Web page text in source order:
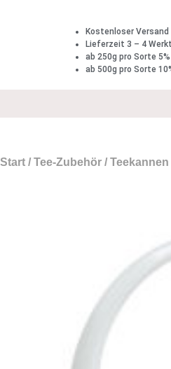
Kostenloser Versand
Lieferzeit 3 – 4
ab 250g pro Sorte
ab 500g pro Sorte
Start / Tee-Zubehör / Teekannen